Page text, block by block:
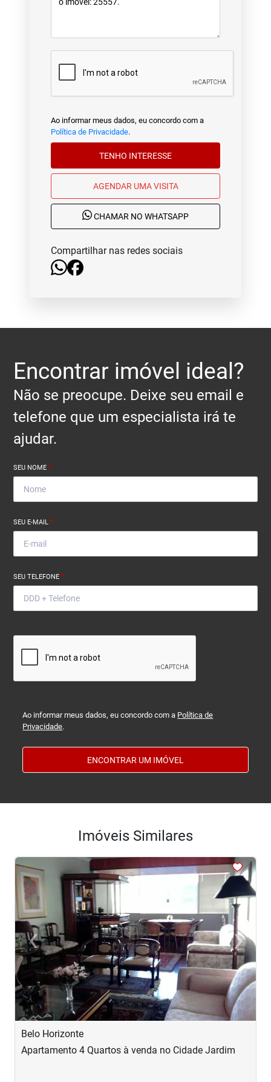
Ao informar meus dados, eu concordo com a
Política de Privacidade.
TENHO INTERESSE
AGENDAR UMA VISITA
CHAMAR NO WHATSAPP
Compartilhar nas redes sociais
Encontrar imóvel ideal?
Não se preocupe. Deixe seu email e
telefone que um especialista irá te
ajudar.
SEU NOME*
SEU E-MAIL*
SEU TELEFONE*
Ao informar meus dados, eu concordo com a Política de
Privacidade.
ENCONTRAR UM IMÓVEL
Imóveis Similares
<<<
‹Previous ›Next
Belo Horizonte
Apartamento 4 Quartos à venda no Cidade Jardim